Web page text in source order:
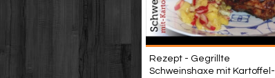
Rezept - Gegrillte
Schweinshaxe mit Kartoffel-